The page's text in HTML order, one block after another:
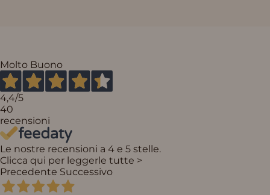
Molto Buono
4,4/5
40
recensioni
Le nostre recensioni a 4 e 5 stelle.
Clicca qui per leggerle tutte >
Precedente Successivo